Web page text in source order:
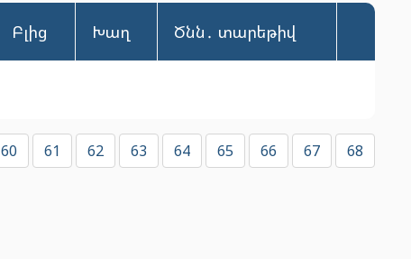
Բլից Խաղ Ծնն․ տարեթիվ
60 61 62 63 64 65 66 67 68